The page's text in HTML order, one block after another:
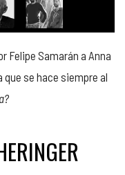
Felipe Samarán a Anna
que se hace siempre al